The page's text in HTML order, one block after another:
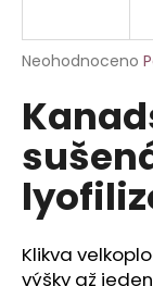
Průměrné
produktu
je
z
5
hvězdiček.
Neohodnoceno
Klikva
výšky až
j
t
?